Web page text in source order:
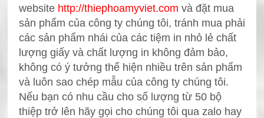
website http://thiephoamyviet.com và đặt mua
sản phẩm của công ty chúng tôi, tránh mua phải
các sản phẩm nhái của các tiệm in nhỏ lẻ chất
lượng giấy và chất lượng in không đảm bảo,
không có ý tưởng thể hiện nhiều trên sản phẩm
và luôn sao chép mẫu của công ty chúng tôi.
Nếu bạn có nhu cầu cho số lượng từ 50 bộ
thiệp trở lên hãy gọi cho chúng tôi qua zalo hay